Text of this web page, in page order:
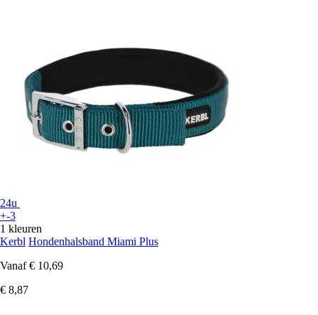
24u
+-3
1 kleuren
Kerbl Hondenhalsband Miami Plus
Vanaf € 10,69
€ 8,87